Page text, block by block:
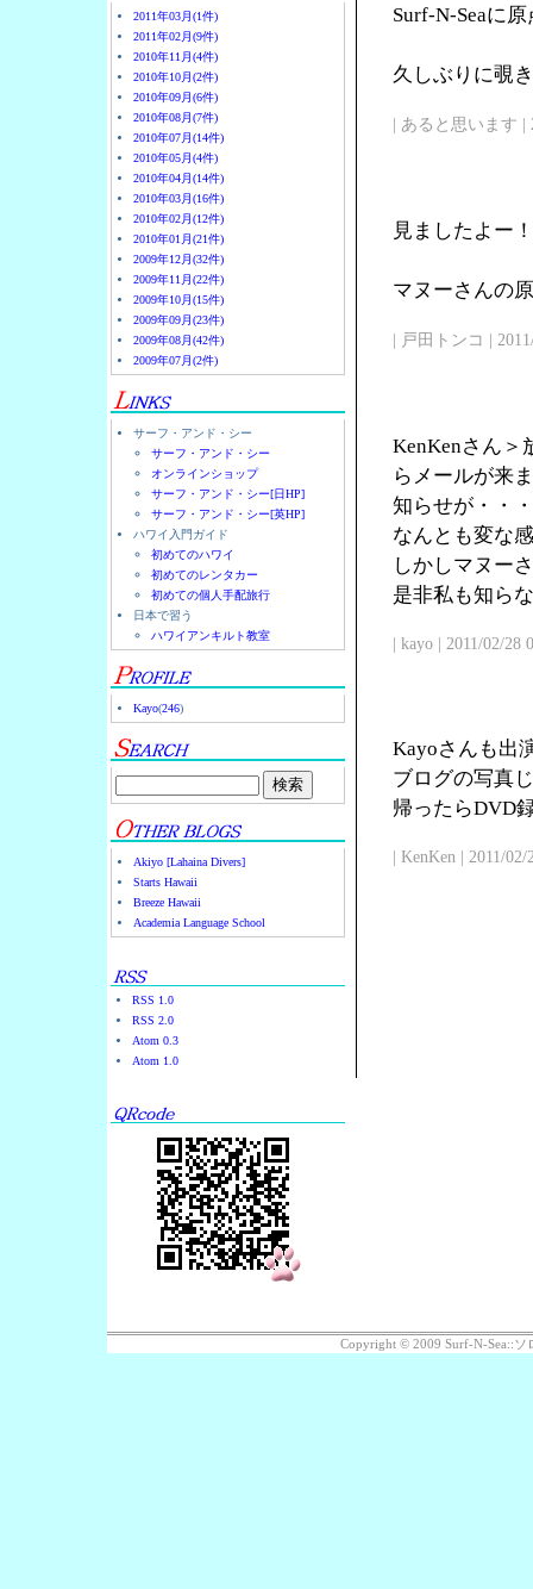
2011年03月(1件)
2011年02月(9件)
2010年11月(4件)
2010年10月(2件)
2010年09月(6件)
2010年08月(7件)
2010年07月(14件)
2010年05月(4件)
2010年04月(14件)
2010年03月(16件)
2010年02月(12件)
2010年01月(21件)
2009年12月(32件)
2009年11月(22件)
2009年10月(15件)
2009年09月(23件)
2009年08月(42件)
2009年07月(2件)
サーフ・アンド・シー
サーフ・アンド・シー
オンラインショップ
サーフ・アンド・シー[日HP]
サーフ・アンド・シー[英HP]
ハワイ入門ガイド
初めてのハワイ
初めてのレンタカー
初めての個人手配旅行
日本で習う
ハワイアンキルト教室
Kayo(246)
Akiyo [Lahaina Divers]
Starts Hawaii
Breeze Hawaii
Academia Language School
RSS 1.0
RSS 2.0
Atom 0.3
Atom 1.0
Surf-N-Seaに
久しぶりに覗
| あると思います |
見ましたよー！
マヌーさんの
| 戸田トンコ |
KenKenさん＞
らメールが来
知らせが・・・
なんとも変な
しかしマヌー
是非私も知ら
| kayo | 2011/02/28
Kayoさんも出
ブログの写真
帰ったらDVD
| KenKen | 2011/
Copyright © 2009 Surf-N-Sea::